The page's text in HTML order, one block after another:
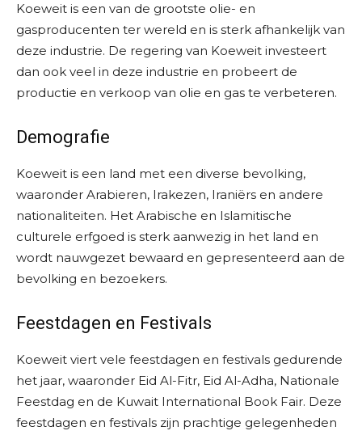
Koeweit is een van de grootste olie- en
gasproducenten ter wereld en is sterk afhankelijk van
deze industrie. De regering van Koeweit investeert
dan ook veel in deze industrie en probeert de
productie en verkoop van olie en gas te verbeteren.
Demografie
Koeweit is een land met een diverse bevolking,
waaronder Arabieren, Irakezen, Iraniërs en andere
nationaliteiten. Het Arabische en Islamitische
culturele erfgoed is sterk aanwezig in het land en
wordt nauwgezet bewaard en gepresenteerd aan de
bevolking en bezoekers.
Feestdagen en Festivals
Koeweit viert vele feestdagen en festivals gedurende
het jaar, waaronder Eid Al-Fitr, Eid Al-Adha, Nationale
Feestdag en de Kuwait International Book Fair. Deze
feestdagen en festivals zijn prachtige gelegenheden